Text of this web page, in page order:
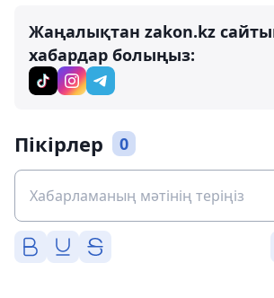
Жаңалықтан zakon.kz
хабардар болыңыз:
Пікірлер 0